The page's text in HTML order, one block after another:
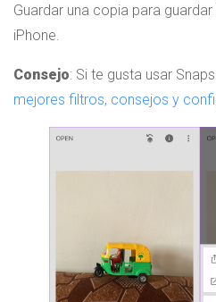
Guardar una copia para
iPhone.
Consejo: Si te gusta usar
mejores filtros, consejos y